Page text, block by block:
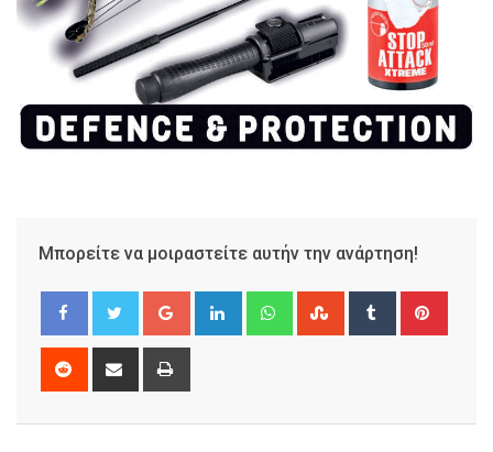
Μπορείτε να μοιραστείτε αυτήν την ανάρτηση!
Google+ LinkedIn WhatsappStumbleUpon
Tumblr
Reddit
Share